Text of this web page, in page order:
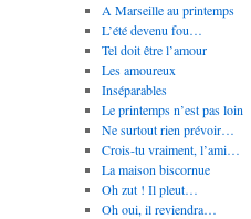
A Marseille au printemps
L’été devenu fou…
Tel doit être l’amour
Les amoureux
Inséparables
Le printemps n’est pas loin
Ne surtout rien prévoir…
Crois-tu vraiment, l’ami…
La maison biscornue
Oh zut ! Il pleut…
Oh oui, il reviendra…